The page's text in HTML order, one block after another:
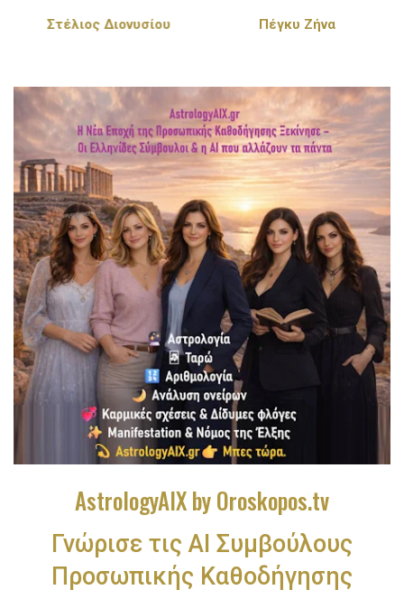
Στέλιος Διονυσίου Πέγκυ Ζήνα
AstrologyAIX by Oroskopos.tv
Γνώρισε τις ΑΙ Συμβούλους
Προσωπικής Καθοδήγησης